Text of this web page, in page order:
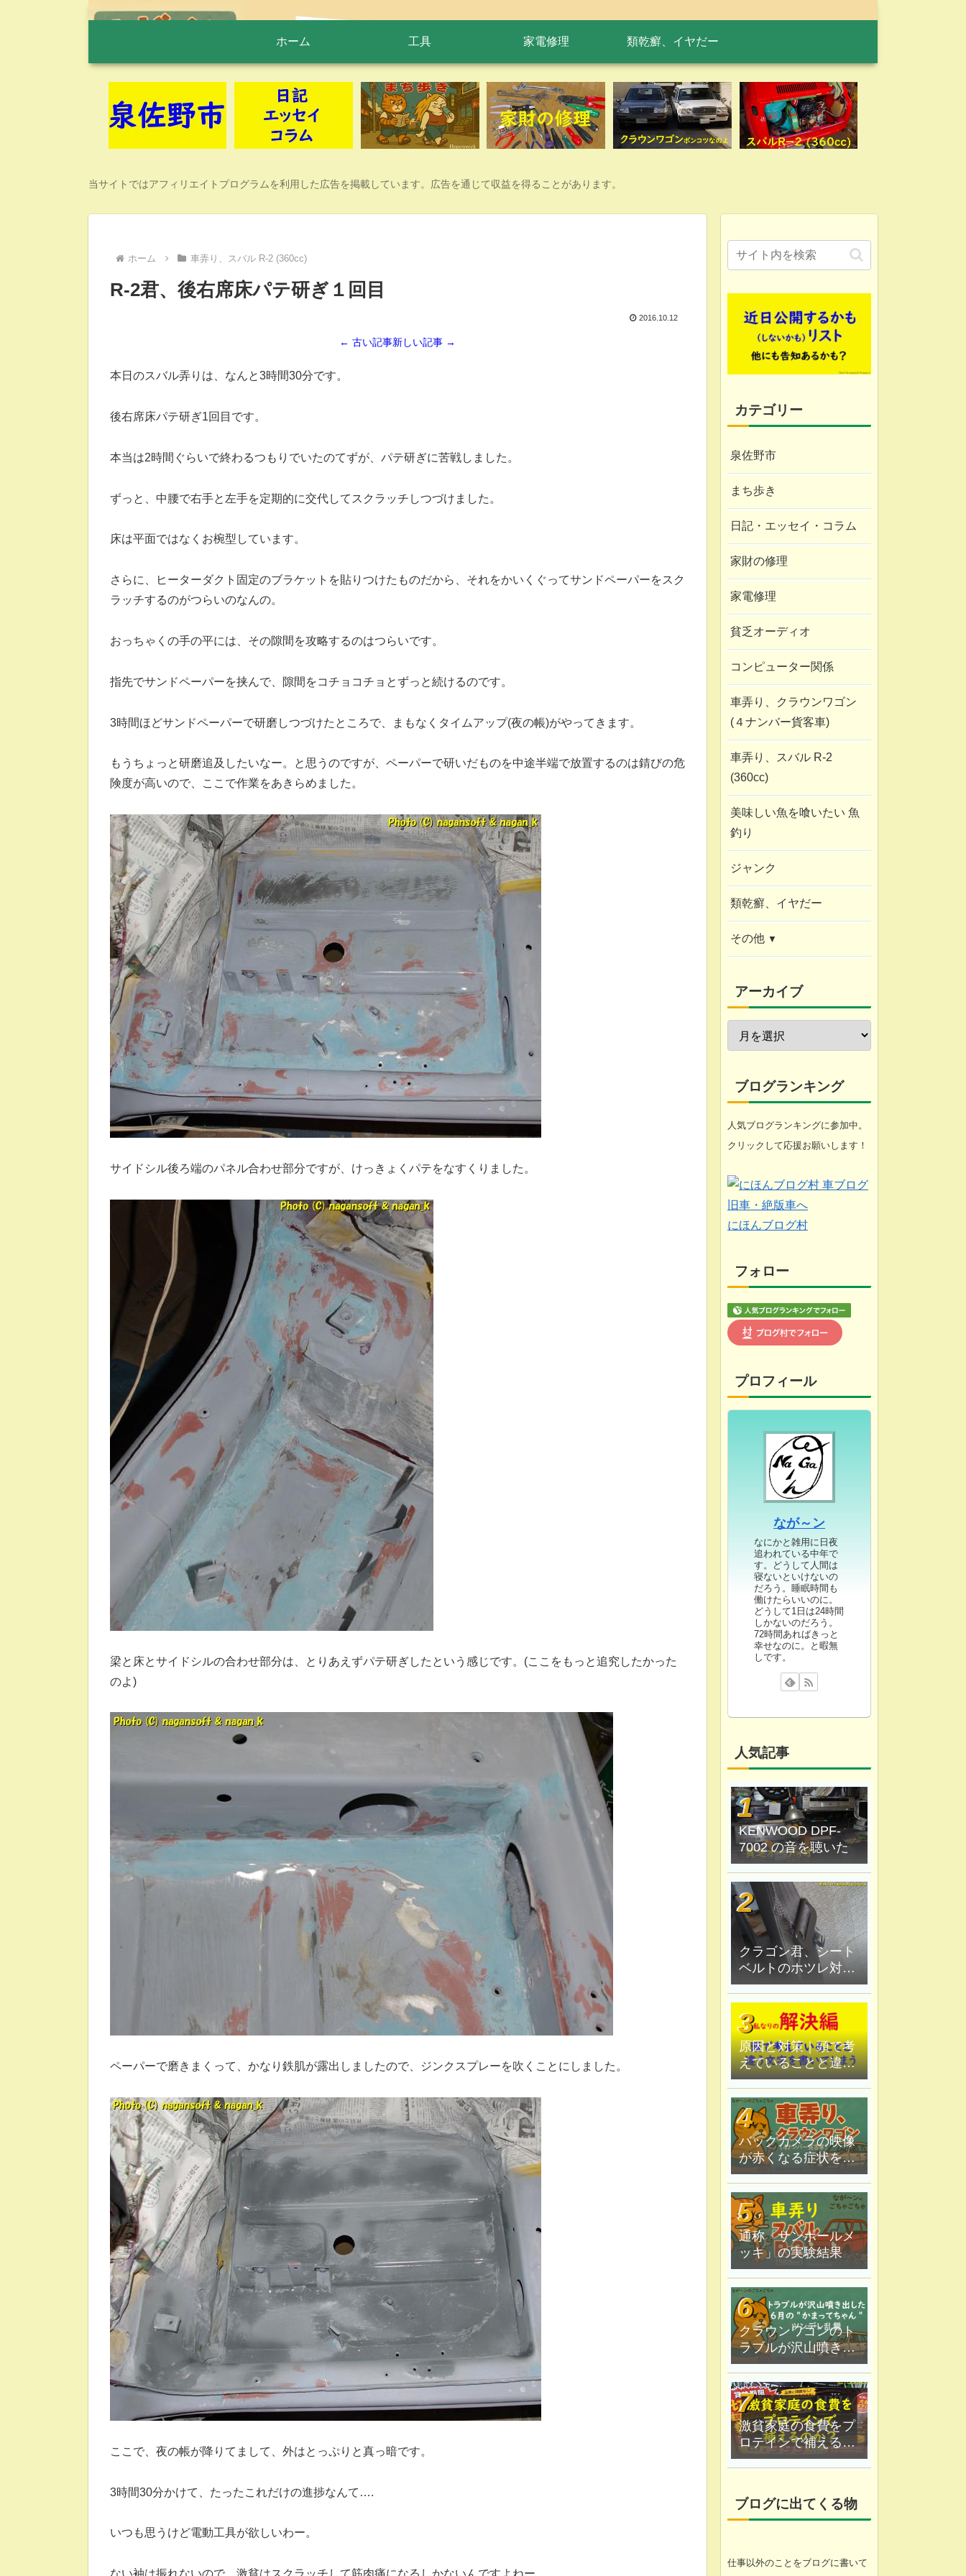
ホーム 工具 家電修理 類乾癬、イヤだー
当サイトではアフィリエイトプログラムを利用した広告を掲載しています。広告を通じて収益を得ることがあります。
ホーム 車弄り、スバル R-2 (360cc)
R-2君、後右席床パテ研ぎ１回目
2016.10.12
← 古い記事新しい記事 →
本日のスバル弄りは、なんと3時間30分です。
後右席床パテ研ぎ1回目です。
本当は2時間ぐらいで終わるつもりでいたのてずが、パテ研ぎに苦戦しました。
ずっと、中腰で右手と左手を定期的に交代してスクラッチしつづけました。
床は平面ではなくお椀型しています。
さらに、ヒーターダクト固定のブラケットを貼りつけたものだから、それをかいくぐってサンドペーパーをスク
ラッチするのがつらいのなんの。
おっちゃくの手の平には、その隙間を攻略するのはつらいです。
指先でサンドペーパーを挟んで、隙間をコチョコチョとずっと続けるのです。
3時間ほどサンドペーパーで研磨しつづけたところで、まもなくタイムアップ(夜の帳)がやってきます。
もうちょっと研磨追及したいなー。と思うのですが、ペーパーで研いだものを中途半端で放置するのは錆びの危
険度が高いので、ここで作業をあきらめました。
サイドシル後ろ端のパネル合わせ部分ですが、けっきょくパテをなすくりました。
梁と床とサイドシルの合わせ部分は、とりあえずパテ研ぎしたという感じです。(ここをもっと追究したかった
のよ)
ペーパーで磨きまくって、かなり鉄肌が露出しましたので、ジンクスプレーを吹くことにしました。
ここで、夜の帳が降りてまして、外はとっぷりと真っ暗です。
3時間30分かけて、たったこれだけの進捗なんて….
いつも思うけど電動工具が欲しいわー。
カテゴリー
泉佐野市
まち歩き
日記・エッセイ・コラム
家財の修理
家電修理
貧乏オーディオ
コンピューター関係
車弄り、クラウンワゴン
(４ナンバー貨客車)
車弄り、スバル R-2
(360cc)
美味しい魚を喰いたい 魚
釣り
ジャンク
類乾癬、イヤだー
その他
近況報告
自転車修理
家庭菜園
ブログ
悩み
化石 (gooのスマホ)
アーカイブ
ブログランキング
人気ブログランキングに参加中。
クリックして応援お願いします！
にほんブログ村
フォロー
プロフィール
なが～ン
なにかと雑用に日夜
追われている中年で
す。どうして人間は
寝ないといけないの
だろう。睡眠時間も
働けたらいいのに。
どうして1日は24時間
しかないのだろう。
72時間あればきっと
幸せなのに。と暇無
しです。
人気記事
KENWOOD DPF-
7002 の音を聴いた
クラゴン君、シート
ベルトのホツレ対策
修理、ハンダ鏝で炙
ってみる
原因と対策｜頭で考
えていることと違う
文字を書いてしま
う。
バックカメラの映像
が赤くなる症状を原
因追究＆解決
通称「サンポールメ
ッキ」の実験結果
クラウンワゴンのト
ラブルが沢山噴き出
した｜６月の"かまっ
てちゃん"ツンデレ乱
舞
激貧家庭の食費をプ
ロテインで補えるの
か？なが〜ン家は実
ブログに出てくる物
仕事以外のことをブログに書いて